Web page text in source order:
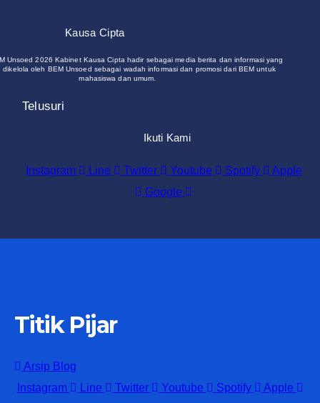
Kausa Cipta
Unsoed 2026 Kabinet Kausa Cipta hadir sebagai media berita dan informasi yang
dikelola oleh BEM Unsoed sebagai wadah informasi dan promosi dari BEM untuk
mahasiswa dan umum.
Telusuri
Ikuti Kami
Instagram Line Twitter Youtube Spotify
Apple
Google
Titik Pijar
Arsip Blog
Instagram
Line Twitter Youtube Spotify
Apple